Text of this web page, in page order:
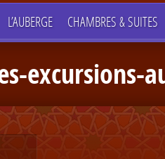
L’AUBERGE CHAMBRES & SUITES
excursions-